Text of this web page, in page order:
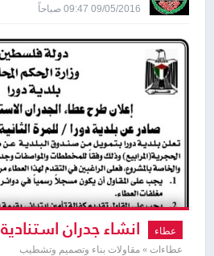
09/05/2016 09:47 صباحاً
عطاء انشاء جدران استنادية
عطاءات » مقاولات بناء وتصميم وتشطيب